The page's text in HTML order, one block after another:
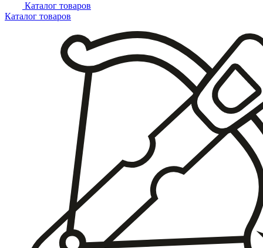
Каталог товаров
Каталог товаров